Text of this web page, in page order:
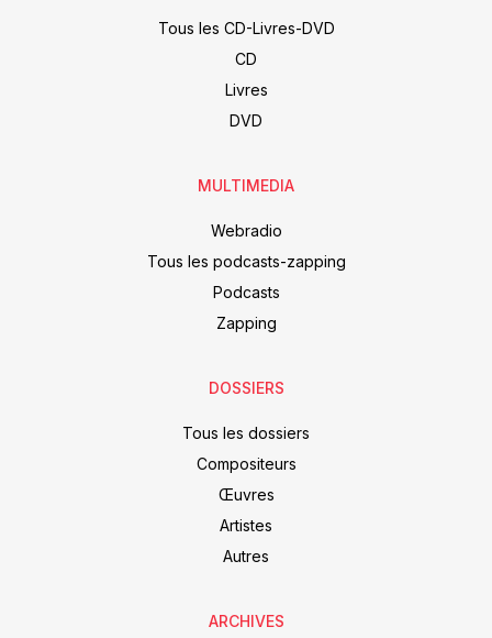
Tous les CD-Livres-DVD
CD
Livres
DVD
MULTIMEDIA
Webradio
Tous les podcasts-zapping
Podcasts
Zapping
DOSSIERS
Tous les dossiers
Compositeurs
Œuvres
Artistes
Autres
ARCHIVES